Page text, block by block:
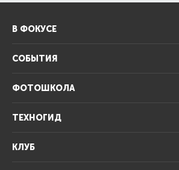
В ФОКУСЕ
СОБЫТИЯ
ФОТОШКОЛА
ТЕХНОГИД
КЛУБ